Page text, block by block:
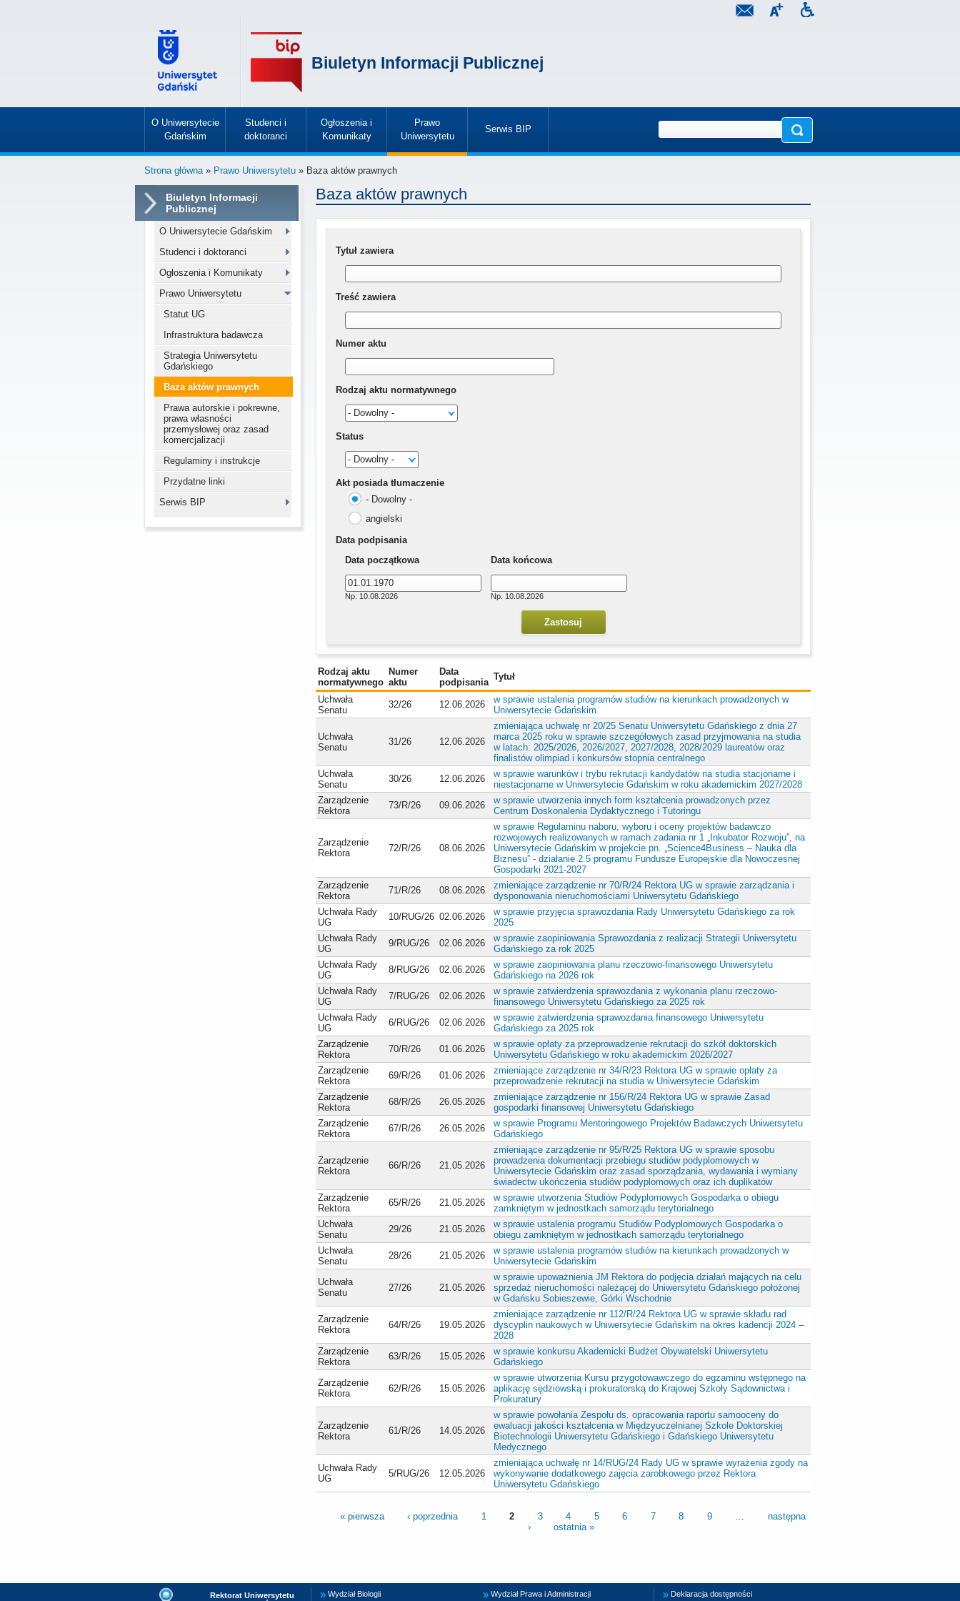
Biuletyn Informacji Publicznej
O Uniwersytecie
Gdańskim
»
Studenci i
doktoranci
»
Ogłoszenia i
Komunikaty
»
Prawo
Uniwersytetu
»
Serwis BIP
»
Strona główna» Prawo Uniwersytetu » Baza aktów prawnych
Biuletyn Informacji
Publicznej
O Uniwersytecie Gdańskim
Studenci i doktoranci
Ogłoszenia i Komunikaty
Prawo Uniwersytetu
Statut UG
Infrastruktura badawcza
Strategia Uniwersytetu
Gdańskiego
Baza aktów prawnych
Prawa autorskie i pokrewne,
prawa własności
przemysłowej oraz zasad
komercjalizacji
Regulaminy i instrukcje
Przydatne linki
Serwis BIP
Baza aktów prawnych
Tytuł zawiera
Treść zawiera
Numer aktu
Rodzaj aktu normatywnego
Status
Akt posiada tłumaczenie
- Dowolny -
angielski
Data podpisania
Data początkowa
Np. 10.08.2026
Data końcowa
Np. 10.08.2026
Rodzaj aktu
normatywnego
Numer
aktu
Data
podpisania
Tytuł
Uchwała
Senatu
32/26 12.06.2026
w sprawie ustalenia programów studiów na kierunkach prowadzonych w
Uniwersytecie Gdańskim
Uchwała
Senatu
31/26 12.06.2026
zmieniająca uchwałę nr 20/25 Senatu Uniwersytetu Gdańskiego z dnia 27
marca 2025 roku w sprawie szczegółowych zasad przyjmowania na studia
w latach: 2025/2026, 2026/2027, 2027/2028, 2028/2029 laureatów oraz
finalistów olimpiad i konkursów stopnia centralnego
Uchwała
Senatu
30/26 12.06.2026
w sprawie warunków i trybu rekrutacji kandydatów na studia stacjonarne i
niestacjonarne w Uniwersytecie Gdańskim w roku akademickim 2027/2028
Zarządzenie
Rektora
73/R/26 09.06.2026
w sprawie utworzenia innych form kształcenia prowadzonych przez
Centrum Doskonalenia Dydaktycznego i Tutoringu
Zarządzenie
Rektora
72/R/26 08.06.2026
w sprawie Regulaminu naboru, wyboru i oceny projektów badawczo
rozwojowych realizowanych w ramach zadania nr 1 „Inkubator Rozwoju”, na
Uniwersytecie Gdańskim w projekcie pn. „Science4Business – Nauka dla
Biznesu” - działanie 2.5 programu Fundusze Europejskie dla Nowoczesnej
Gospodarki 2021-2027
Zarządzenie
Rektora
71/R/26 08.06.2026
zmieniające zarządzenie nr 70/R/24 Rektora UG w sprawie zarządzania i
dysponowania nieruchomościami Uniwersytetu Gdańskiego
Uchwała Rady
UG
10/RUG/26 02.06.2026
w sprawie przyjęcia sprawozdania Rady Uniwersytetu Gdańskiego za rok
2025
Uchwała Rady
UG
9/RUG/26 02.06.2026
w sprawie zaopiniowania Sprawozdania z realizacji Strategii Uniwersytetu
Gdańskiego za rok 2025
Uchwała Rady
UG
8/RUG/26 02.06.2026
w sprawie zaopiniowania planu rzeczowo-finansowego Uniwersytetu
Gdańskiego na 2026 rok
Uchwała Rady
UG
7/RUG/26 02.06.2026
w sprawie zatwierdzenia sprawozdania z wykonania planu rzeczowo-
finansowego Uniwersytetu Gdańskiego za 2025 rok
Uchwała Rady
UG
6/RUG/26 02.06.2026
w sprawie zatwierdzenia sprawozdania finansowego Uniwersytetu
Gdańskiego za 2025 rok
Zarządzenie
Rektora
70/R/26 01.06.2026
w sprawie opłaty za przeprowadzenie rekrutacji do szkół doktorskich
Uniwersytetu Gdańskiego w roku akademickim 2026/2027
Zarządzenie
Rektora
69/R/26 01.06.2026
zmieniające zarządzenie nr 34/R/23 Rektora UG w sprawie opłaty za
przeprowadzenie rekrutacji na studia w Uniwersytecie Gdańskim
Zarządzenie
Rektora
68/R/26 26.05.2026
zmieniające zarządzenie nr 156/R/24 Rektora UG w sprawie Zasad
gospodarki finansowej Uniwersytetu Gdańskiego
Zarządzenie
Rektora
67/R/26 26.05.2026
w sprawie Programu Mentoringowego Projektów Badawczych Uniwersytetu
Gdańskiego
Zarządzenie
Rektora
66/R/26 21.05.2026
zmieniające zarządzenie nr 95/R/25 Rektora UG w sprawie sposobu
prowadzenia dokumentacji przebiegu studiów podyplomowych w
Uniwersytecie Gdańskim oraz zasad sporządzania, wydawania i wymiany
świadectw ukończenia studiów podyplomowych oraz ich duplikatów
Zarządzenie
Rektora
65/R/26 21.05.2026
w sprawie utworzenia Studiów Podyplomowych Gospodarka o obiegu
zamkniętym w jednostkach samorządu terytorialnego
Uchwała
Senatu
29/26 21.05.2026
w sprawie ustalenia programu Studiów Podyplomowych Gospodarka o
obiegu zamkniętym w jednostkach samorządu terytorialnego
Uchwała
Senatu
28/26 21.05.2026
w sprawie ustalenia programów studiów na kierunkach prowadzonych w
Uniwersytecie Gdańskim
Uchwała
Senatu
27/26 21.05.2026
w sprawie upoważnienia JM Rektora do podjęcia działań mających na celu
sprzedaż nieruchomości należącej do Uniwersytetu Gdańskiego położonej
w Gdańsku Sobieszewie, Górki Wschodnie
Zarządzenie
Rektora
64/R/26 19.05.2026
zmieniające zarządzenie nr 112/R/24 Rektora UG w sprawie składu rad
dyscyplin naukowych w Uniwersytecie Gdańskim na okres kadencji 2024 –
2028
Zarządzenie
Rektora
63/R/26 15.05.2026
w sprawie konkursu Akademicki Budżet Obywatelski Uniwersytetu
Gdańskiego
Zarządzenie
Rektora
62/R/26 15.05.2026
w sprawie utworzenia Kursu przygotowawczego do egzaminu wstępnego na
aplikację sędziowską i prokuratorską do Krajowej Szkoły Sądownictwa i
Prokuratury
Zarządzenie
Rektora
61/R/26 14.05.2026
w sprawie powołania Zespołu ds. opracowania raportu samooceny do
ewaluacji jakości kształcenia w Międzyuczelnianej Szkole Doktorskiej
Biotechnologii Uniwersytetu Gdańskiego i Gdańskiego Uniwersytetu
Medycznego
Uchwała Rady
UG
5/RUG/26 12.05.2026
zmieniająca uchwałę nr 14/RUG/24 Rady UG w sprawie wyrażenia zgody na
wykonywanie dodatkowego zajęcia zarobkowego przez Rektora
Uniwersytetu Gdańskiego
« pierwsza ‹ poprzednia 1 2 3 4 5 6 7 8 9
następna
›
ostatnia »
Rektorat Uniwersytetu
Wydział Biologii Wydział Prawa i Administracji Deklaracja dostępności